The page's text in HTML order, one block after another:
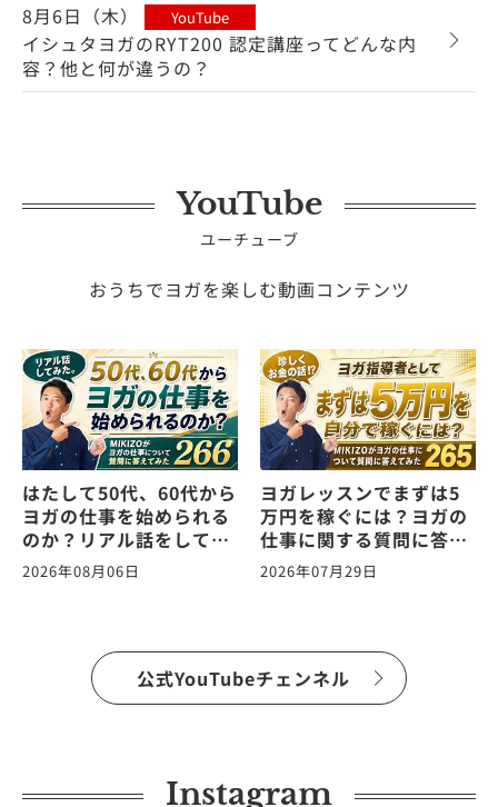
8月6日（木）
YouTube
イシュタヨガのRYT200 認定講座ってどんな内
容？他と何が違うの？
YouTube
ユーチューブ
おうちでヨガを楽しむ動画コンテンツ
はたして50代、60代から
ヨガの仕事を始められる
のか？リアル話をしてみ
た。ヨガの仕事に関する
質問に答えます！
2026年08月06日
ヨガレッスンでまずは5
万円を稼ぐには？ヨガの
仕事に関する質問に答え
ます！vol.265
2026年07月29日
公式YouTubeチェンネル
Instagram